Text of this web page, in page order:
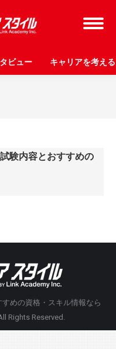
ビュー キャリアを考える
験内容とおすすめの
めの資格・スキル情報なら
Rights Reserved.